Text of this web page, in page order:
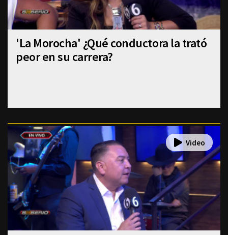
'La Morocha' ¿Qué conductora la trató
peor en su carrera?